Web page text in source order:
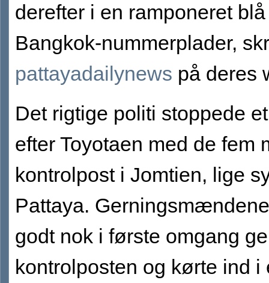
derefter i en ramponeret
Bangkok-nummerplader,
pattayadailynews på deres
Det rigtige politi stoppede
efter Toyotaen med de fem
kontrolpost i Jomtien, lige
Pattaya.
godt nok i første omgang
kontrolposten og kørte ind i